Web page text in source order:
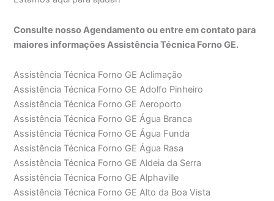
Consulte nosso Agendamento ou entre em contato para
maiores informações Assistência Técnica Forno GE.
Assistência Técnica Forno GE Aclimação
Assistência Técnica Forno GE Adolfo Pinheiro
Assistência Técnica Forno GE Aeroporto
Assistência Técnica Forno GE Água Branca
Assistência Técnica Forno GE Água Funda
Assistência Técnica Forno GE Água Rasa
Assistência Técnica Forno GE Aldeia da Serra
Assistência Técnica Forno GE Alphaville
Assistência Técnica Forno GE Alto da Boa Vista